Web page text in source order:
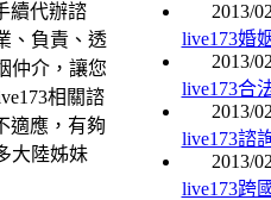
續代辦諮
、負責、透
仲介，讓您
相關諮
適應，有夠
大陸姊妹
2013/
live173婚
2013/
live173合
2013/
live173諮
2013/
live173跨